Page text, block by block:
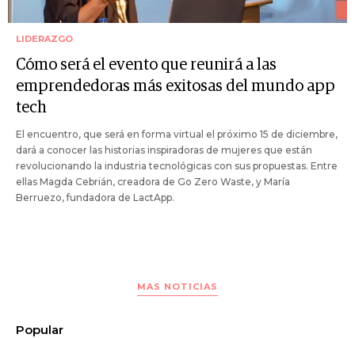
LIDERAZGO
Cómo será el evento que reunirá a las
emprendedoras más exitosas del mundo app
tech
El encuentro, que será en forma virtual el próximo 15 de diciembre,
dará a conocer las historias inspiradoras de mujeres que están
revolucionando la industria tecnológicas con sus propuestas. Entre
ellas Magda Cebrián, creadora de Go Zero Waste, y María
Berruezo, fundadora de LactApp.
MAS NOTICIAS
Popular